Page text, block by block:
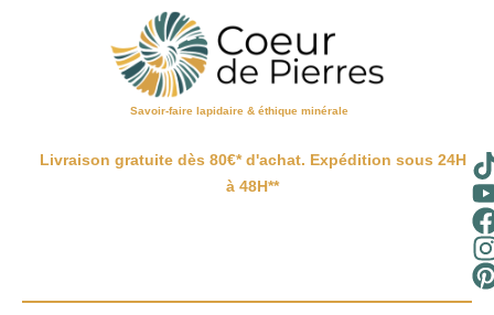
Savoir-faire lapidaire & éthique minérale
Livraison gratuite dès 80€* d'achat. Expédition sous 24H
à 48H**